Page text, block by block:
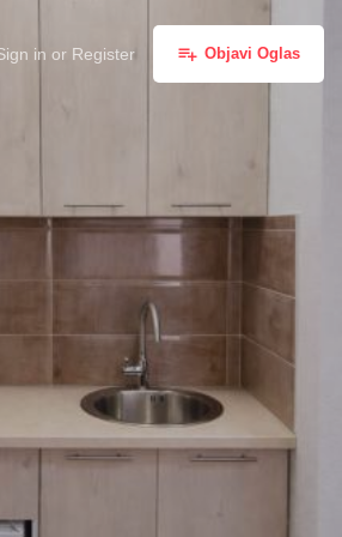
in or Register Objavi Oglas